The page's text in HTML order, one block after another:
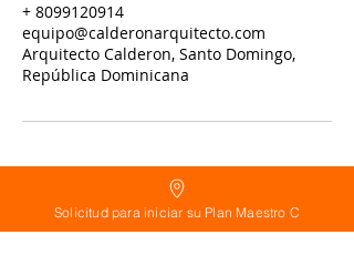
+ 8099120914
equipo@calderonarquitecto.com
Arquitecto Calderon, Santo Domingo,
República Dominicana
Solicitud para iniciar su Plan Maestro C